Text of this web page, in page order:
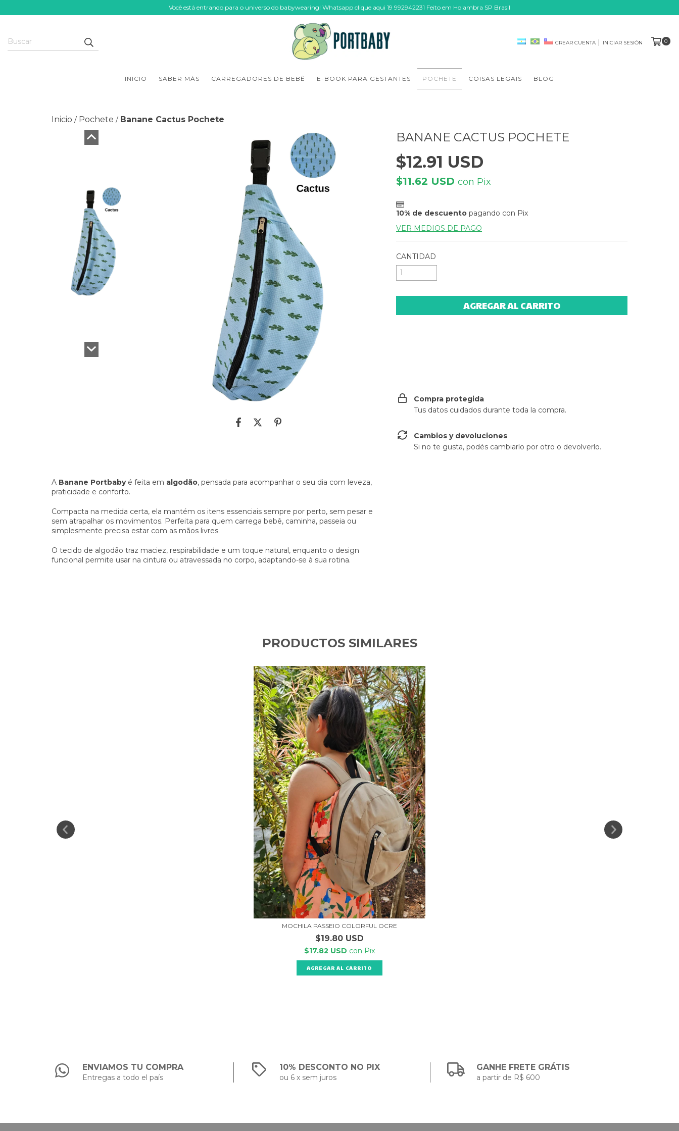
Você está entrando para o universo do babywearing! Whatsapp clique aqui 19 992942231 Feito em Holambra SP Brasil
CREAR CUENTA INICIAR SESIÓN 0
INICIO SABER MÁS CARREGADORES DE BEBÊ E-BOOK PARA GESTANTES POCHETE COISAS LEGAIS BLOG
Inicio / Pochete / Banane Cactus Pochete
A Banane Portbabyé feita em algodão, pensada para acompanhar o seu dia com leveza,
praticidade e conforto.
Compacta na medida certa, ela mantém os itens essenciais sempre por perto, sem pesar e
sem atrapalhar os movimentos. Perfeita para quem carrega bebê, caminha, passeia ou
simplesmente precisa estar com as mãos livres.
O tecido de algodão traz maciez, respirabilidade e um toque natural, enquanto o design
funcional permite usar na cintura ou atravessada no corpo, adaptando-se à sua rotina.
BANANE CACTUS POCHETE
$12.91 USD
$11.62 USDcon Pix
10% de descuento pagando con Pix
VER MEDIOS DE PAGO
CANTIDAD
Compra protegida
Tus datos cuidados durante toda la compra.
Cambios y devoluciones
Si no te gusta, podés cambiarlo por otro o devolverlo.
PRODUCTOS SIMILARES
MOCHILA PASSEIO COLORFUL OCRE
$19.80 USD
$17.82 USD con Pix
ENVIAMOS TU COMPRA
Entregas a todo el país
10% DESCONTO NO PIX
ou 6 x sem juros
GANHE FRETE GRÁTIS
a partir de R$ 600